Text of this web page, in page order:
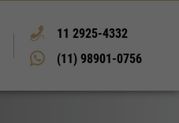
11 2925-4332
(11) 98901-0756